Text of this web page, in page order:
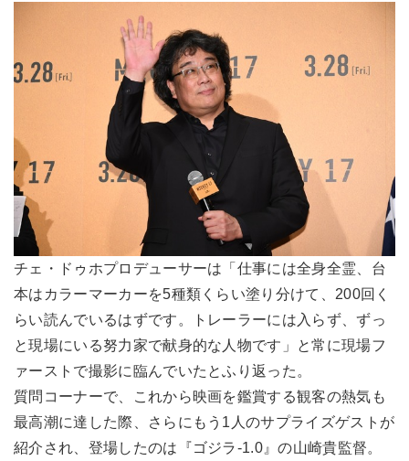
チェ・ドゥホプロデューサーは「仕事には全身全霊、台
本はカラーマーカーを5種類くらい塗り分けて、200回く
らい読んでいるはずです。トレーラーには入らず、ずっ
と現場にいる努力家で献身的な人物です」と常に現場フ
ァーストで撮影に臨んでいたとふり返った。
質問コーナーで、これから映画を鑑賞する観客の熱気も
最高潮に達した際、さらにもう1人のサプライズゲストが
紹介され、登場したのは『ゴジラ-1.0』の山崎貴監督。